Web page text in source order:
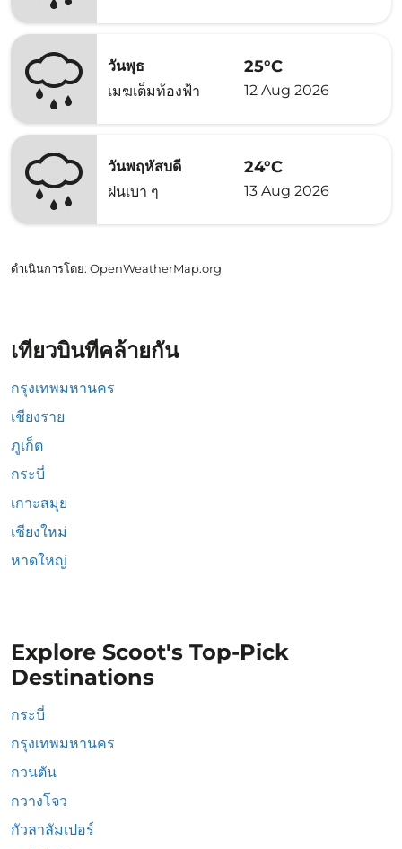
วันพุธ
เมฆเต็มท้องฟ้า
25°C
12 Aug 2026
วันพฤหัสบดี
ฝนเบา ๆ
24°C
13 Aug 2026
ดำเนินการโดย: OpenWeatherMap.org
เที่ยวบินที่คล้ายกัน
กรุงเทพมหานคร
เชียงราย
ภูเก็ต
กระบี่
เกาะสมุย
เชียงใหม่
หาดใหญ่
Explore Scoot's Top-Pick
Destinations
กระบี่
กรุงเทพมหานคร
กวนตัน
กวางโจว
กัวลาลัมเปอร์